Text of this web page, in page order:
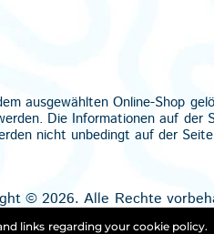
ausgewählten Online-Shop
Die Informationen auf der
nicht unbedingt auf der
© 2026. Alle Rechte
links regarding your cookie policy.